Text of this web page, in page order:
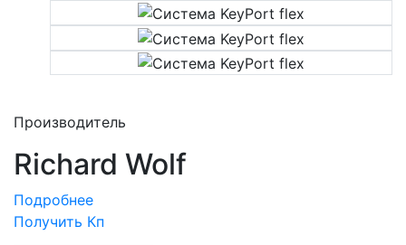
Производитель
Richard Wolf
Подробнее
Получить Кп